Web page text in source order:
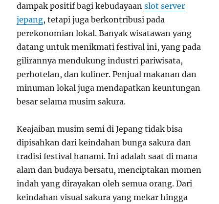
dampak positif bagi kebudayaanslot server
jepang, tetapi juga berkontribusi pada
perekonomian lokal. Banyak wisatawan yang
datang untuk menikmati festival ini, yang pada
gilirannya mendukung industri pariwisata,
perhotelan, dan kuliner. Penjual makanan dan
minuman lokal juga mendapatkan keuntungan
besar selama musim sakura.
Keajaiban musim semi di Jepang tidak bisa
dipisahkan dari keindahan bunga sakura dan
tradisi festival hanami. Ini adalah saat di mana
alam dan budaya bersatu, menciptakan momen
indah yang dirayakan oleh semua orang. Dari
keindahan visual sakura yang mekar hingga